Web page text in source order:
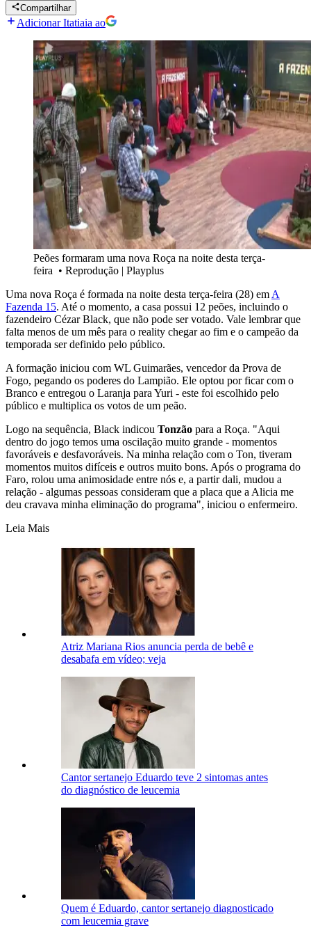
Compartilhar
Adicionar Itatiaia ao
Peões formaram uma nova Roça na noite desta terça-
feira • Reprodução | Playplus
Uma nova Roça é formada na noite desta terça-feira (28) em A
Fazenda 15. Até o momento, a casa possui 12 peões, incluindo o
fazendeiro Cézar Black, que não pode ser votado. Vale lembrar que
falta menos de um mês para o reality chegar ao fim e o campeão da
temporada ser definido pelo público.
A formação iniciou com WL Guimarães, vencedor da Prova de
Fogo, pegando os poderes do Lampião. Ele optou por ficar com o
Branco e entregou o Laranja para Yuri - este foi escolhido pelo
público e multiplica os votos de um peão.
Logo na sequência, Black indicou Tonzão para a Roça. "Aqui
dentro do jogo temos uma oscilação muito grande - momentos
favoráveis e desfavoráveis. Na minha relação com o Ton, tiveram
momentos muitos difíceis e outros muito bons. Após o programa do
Faro, rolou uma animosidade entre nós e, a partir dali, mudou a
relação - algumas pessoas consideram que a placa que a Alicia me
deu cravava minha eliminação do programa", iniciou o enfermeiro.
Leia Mais
Atriz Mariana Rios anuncia perda de bebê e
desabafa em vídeo; veja
Cantor sertanejo Eduardo teve 2 sintomas antes
do diagnóstico de leucemia
Quem é Eduardo, cantor sertanejo diagnosticado
com leucemia grave